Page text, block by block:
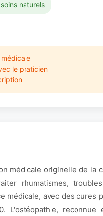
naturels
le praticien
médicale originelle de la
rhumatismes,
médicale, avec des
reconnue